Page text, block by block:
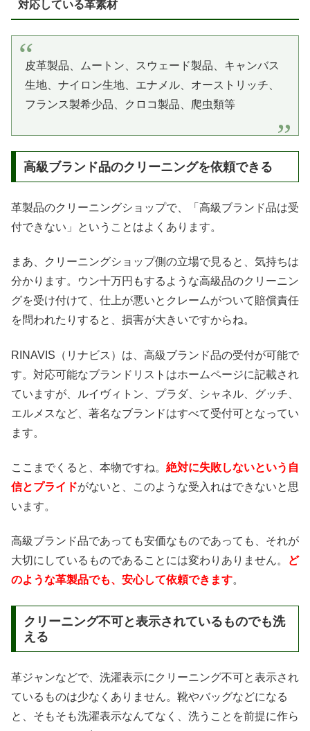
対応している革素材
皮革製品、ムートン、スウェード製品、キャンバス
生地、ナイロン生地、エナメル、オーストリッチ、
フランス製希少品、クロコ製品、爬虫類等
高級ブランド品のクリーニングを依頼できる
革製品のクリーニングショップで、「高級ブランド品は受
付できない」ということはよくあります。
まあ、クリーニングショップ側の立場で見ると、気持ちは
分かります。ウン十万円もするような高級品のクリーニン
グを受け付けて、仕上が悪いとクレームがついて賠償責任
を問われたりすると、損害が大きいですからね。
RINAVIS（リナビス）は、高級ブランド品の受付が可能で
す。対応可能なブランドリストはホームページに記載され
ていますが、ルイヴィトン、プラダ、シャネル、グッチ、
エルメスなど、著名なブランドはすべて受付可となってい
ます。
ここまでくると、本物ですね。 絶対に失敗しないという自
信とプライドがないと、このような受入れはできないと思
います。
高級ブランド品であっても安価なものであっても、それが
大切にしているものであることには変わりありません。
ど
のような革製品でも、安心して依頼できます。
クリーニング不可と表示されているものでも洗
える
革ジャンなどで、洗濯表示にクリーニング不可と表示され
ているものは少なくありません。靴やバッグなどになる
と、そもそも洗濯表示なんてなく、洗うことを前提に作ら